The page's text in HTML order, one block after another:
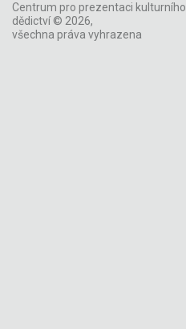
Centrum pro prezentaci kulturního
dědictví © 2026,
všechna práva vyhrazena